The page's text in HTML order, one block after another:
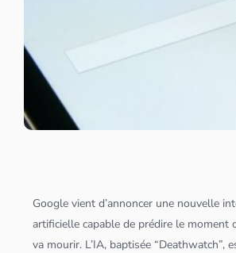
Google vient d’annoncer une nouvelle
artificielle capable de prédire le moment
va mourir. L’IA, baptisée “Deathwatch”,